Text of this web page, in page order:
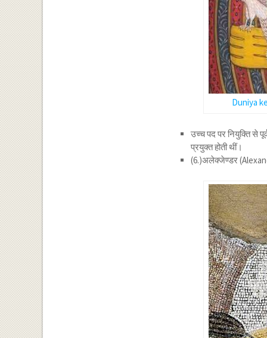
Duniya
उच्च पद पर नियुक्ति से
प्रयुक्त होती थीं।
(6.)अलेक्जेण्डर